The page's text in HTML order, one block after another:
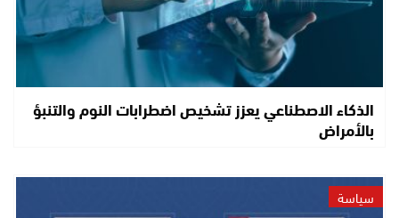
الذكاء الاصطناعي يعزز تشخيص اضطرابات النوم والتنبؤ
بالأمراض
سياسة